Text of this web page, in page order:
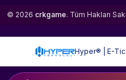
© 2026 crkgame. Tüm Hakları
Hyper® | E-